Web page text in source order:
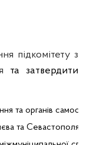
підкомітету з
та затвердити
та органів
та Севастополя;